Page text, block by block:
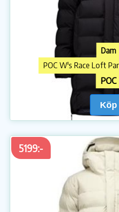
Dam
POC W's Race Loft
POC
Köp
5199:-